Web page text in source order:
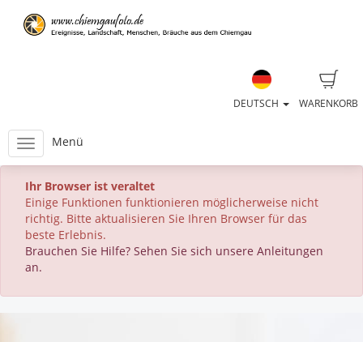
WARENKORB
DEUTSCH
Menü
Ihr Browser ist veraltet
Einige Funktionen funktionieren möglicherweise nicht
richtig. Bitte aktualisieren Sie Ihren Browser für das
beste Erlebnis.
Brauchen Sie Hilfe? Sehen Sie sich unsere Anleitungen
an.